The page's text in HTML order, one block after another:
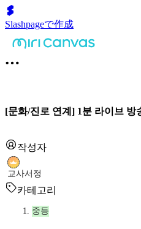
Slashpageで作成
[문화/진로 연계] 1분 라이브 방
작성자
교사서정
카테고리
중등